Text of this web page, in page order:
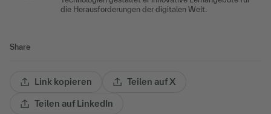
die Herausforderungen der digitalen Welt.
Share
Link kopieren Teilen auf X
Teilen auf LinkedIn